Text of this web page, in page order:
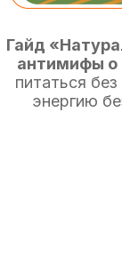
Гайд
антимифы о
питаться
энергию